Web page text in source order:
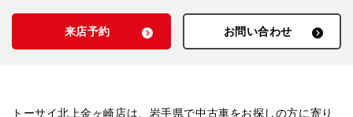
来店予約 お問い合わせ
トーサイ北上金ヶ崎店は、岩手県で中古車をお探しの方に寄り